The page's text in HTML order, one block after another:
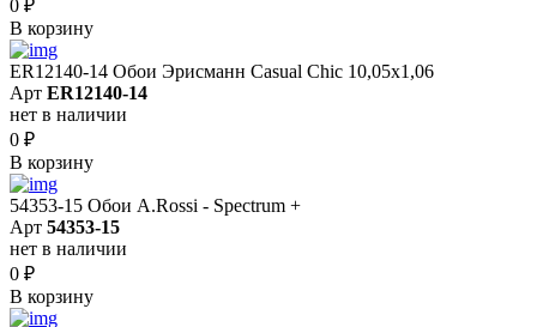
0 ₽
В корзину
ER12140-14 Обои Эрисманн Casual Chic 10,05x1,06
Арт ER12140-14
нет в наличии
0 ₽
В корзину
54353-15 Обои A.Rossi - Spectrum +
Арт 54353-15
нет в наличии
0 ₽
В корзину